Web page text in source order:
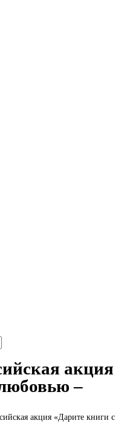
акция
–
акция «Дарите книги с